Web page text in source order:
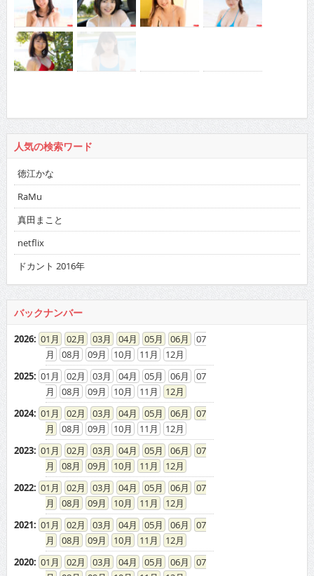
人気の検索ワード
徳江かな
RaMu
真田まこと
netflix
ドカント 2016年
バックナンバー
2026: 01 02 03 04 05 06
07
08
09 10 11
12
2025: 01 02 03 04 05 06
07
08
09 10 11
12
2024: 01 02 03 04 05 06
07
08
09 10 11
12
2023: 01 02 03 04 05 06
07
08
09 10 11
12
2022: 01 02 03 04 05 06
07
08
09 10 11
12
2021: 01 02 03 04 05 06
07
08
09 10 11
12
2020: 01 02 03 04 05 06
07